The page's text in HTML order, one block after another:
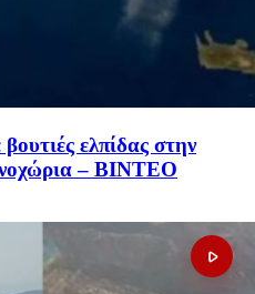
ελπίδας στην
– ΒΙΝΤΕΟ